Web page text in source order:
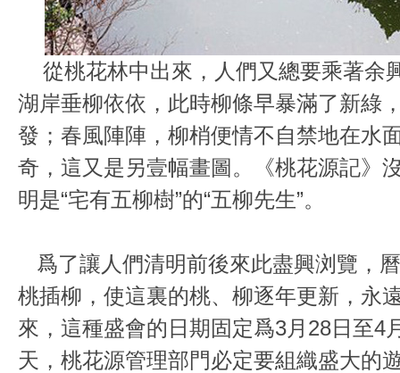
從桃花林中出來，人們又總要乘著余
湖岸垂柳依依，此時柳條早暴滿了新綠
發；春風陣陣，柳梢便情不自禁地在水
奇，這又是另壹幅畫圖。《桃花源記》
明是“宅有五柳樹”的“五柳先生”。
爲了讓人們清明前後來此盡興浏覽，
桃插柳，使這裏的桃、柳逐年更新，永
來，這種盛會的日期固定爲3月28日至4
天，桃花源管理部門必定要組織盛大的